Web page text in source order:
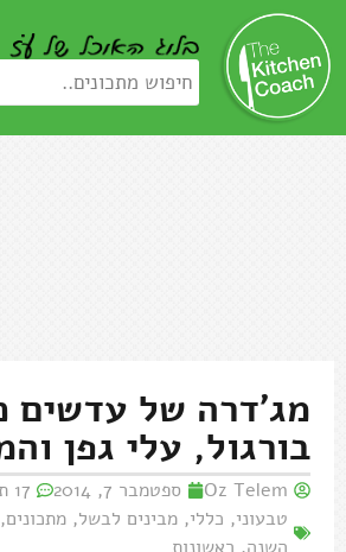
מג'דרה של עדשים
בורגול, עלי גפן
Oz Telem ספטמבר 7, 2014
17 תגובות
טבעוני, כללי, מבינים לבשל, מתכונים,